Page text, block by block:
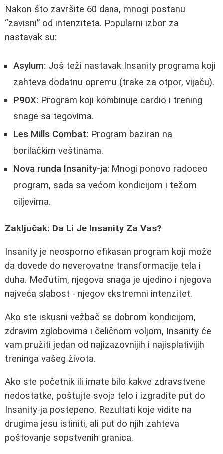
Nakon što završite 60 dana, mnogi postanu
“zavisni” od intenziteta. Popularni izbor za
nastavak su:
Asylum: Još teži nastavak Insanity programa koji
zahteva dodatnu opremu (trake za otpor, vijaču).
P90X: Program koji kombinuje cardio i trening
snage sa tegovima.
Les Mills Combat: Program baziran na
borilačkim veštinama.
Nova runda Insanity-ja: Mnogi ponovo radoceo
program, sada sa većom kondicijom i težom
ciljevima.
Zaključak: Da Li Je Insanity Za Vas?
Insanity je neosporno efikasan program koji može
da dovede do neverovatne transformacije tela i
duha. Međutim, njegova snaga je ujedino i njegova
najveća slabost - njegov ekstremni intenzitet.
Ako ste iskusni vežbač sa dobrom kondicijom,
zdravim zglobovima i čeličnom voljom, Insanity će
vam pružiti jedan od najizazovnijih i najisplativijih
treninga vašeg života.
Ako ste početnik ili imate bilo kakve zdravstvene
nedostatke, poštujte svoje telo i izgradite put do
Insanity-ja postepeno. Rezultati koje vidite na
drugima jesu istiniti, ali put do njih zahteva
poštovanje sopstvenih granica.